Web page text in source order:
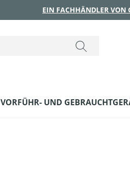
EIN FACHHÄNDLER VON
VORFÜHR- UND